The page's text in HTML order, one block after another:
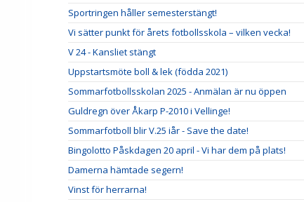
Sportringen håller semesterstängt!
Vi sätter punkt för årets fotbollsskola – vilken vecka!
V 24 - Kansliet stängt
Uppstartsmöte boll & lek (födda 2021)
Sommarfotbollsskolan 2025 - Anmälan är nu öppen
Guldregn över Åkarp P-2010 i Vellinge!
Sommarfotboll blir V.25 iår - Save the date!
Bingolotto Påskdagen 20 april - Vi har dem på plats!
Damerna hämtade segern!
Vinst för herrarna!